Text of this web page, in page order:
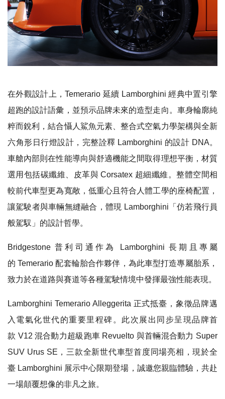
在外觀設計上，Temerario 延續 Lamborghini 經典中置引擎
超跑的設計語彙，並預示品牌未來的造型走向。車身輪廓純
粹而銳利，結合懾人鯊魚元素、整合式空氣力學架構與全新
六角形日行燈設計，完整詮釋 Lamborghini 的設計 DNA。
車艙內部則在性能導向與舒適機能之間取得理想平衡，材質
選用包括碳纖維、皮革與 Corsatex 超細纖維。整體空間相
較前代車型更為寬敞，低重心且符合人體工學的座椅配置，
讓駕駛者與車輛無縫融合，體現 Lamborghini「仿若飛行員
般駕馭」的設計哲學。
Bridgestone 普利司通作為 Lamborghini 長期且專屬
的 Temerario 配套輪胎合作夥伴，為此車型打造專屬胎系，
致力於在道路與賽道等各種駕駛情境中發揮最強性能表現。
Lamborghini Temerario Alleggerita 正式抵臺，象徵品牌邁
入電氣化世代的重要里程碑。此次展出同步呈現品牌首
款 V12 混合動力超級跑車 Revuelto 與首輛混合動力 Super
SUV Urus SE，三款全新世代車型首度同場亮相，現於全
臺 Lamborghini 展示中心限期登場，誠邀您親臨體驗，共赴
一場顛覆想像的非凡之旅。